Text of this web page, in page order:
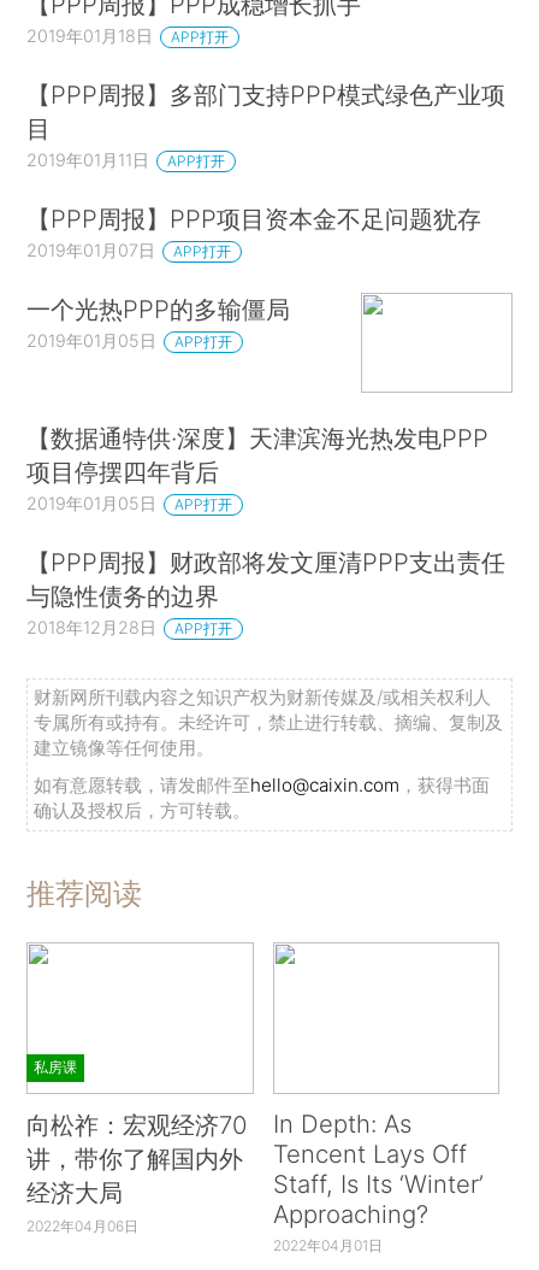
2019年01月18日 APP打开
【PPP周报】多部门支持PPP模式绿色产业项
目
2019年01月11日 APP打开
【PPP周报】PPP项目资本金不足问题犹存
2019年01月07日 APP打开
一个光热PPP的多输僵局
2019年01月05日 APP打开
【数据通特供·深度】天津滨海光热发电PPP
项目停摆四年背后
2019年01月05日 APP打开
【PPP周报】财政部将发文厘清PPP支出责任
与隐性债务的边界
2018年12月28日 APP打开
财新网所刊载内容之知识产权为财新传媒及/或相关权利人
专属所有或持有。未经许可，禁止进行转载、摘编、复制及
建立镜像等任何使用。
如有意愿转载，请发邮件至hello@caixin.com ，获得书面
确认及授权后，方可转载。
推荐阅读
私房课
向松祚：宏观经济70
讲，带你了解国内外
经济大局
2022年04月06日
In Depth: As
Tencent Lays Off
Staff, Is Its ‘Winter’
Approaching?
2022年04月01日